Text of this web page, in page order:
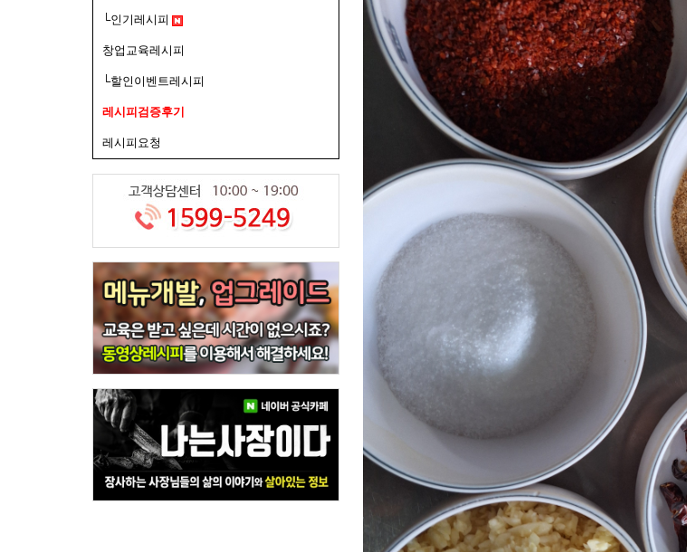
└인기레시피
창업교육레시피
└할인이벤트레시피
레시피검증후기
레시피요청